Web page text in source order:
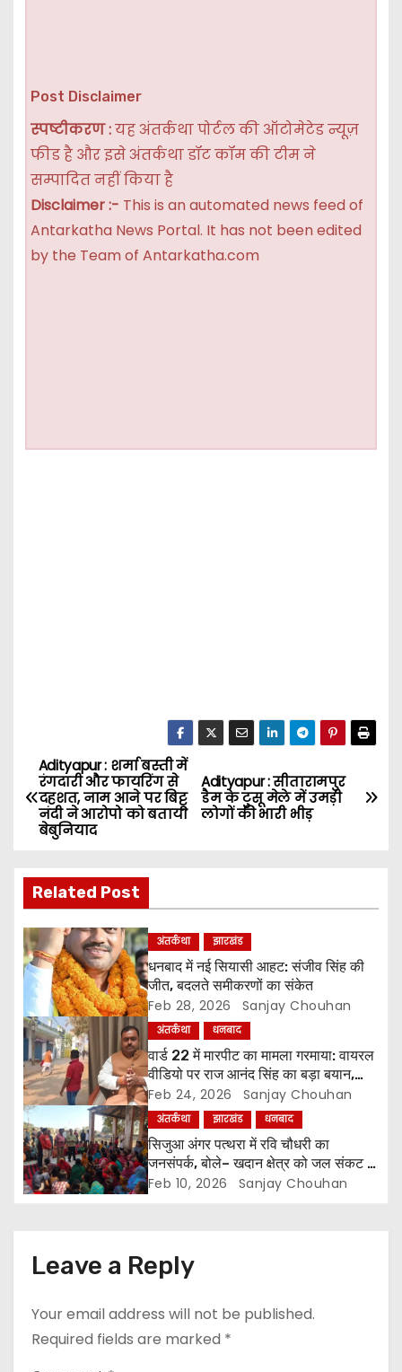
Post Disclaimer
स्पष्टीकरण :यह अंतर्कथा पोर्टल की ऑटोमेटेड न्यूज़
फीड है और इसे अंतर्कथा डॉट कॉम की टीम ने
सम्पादित नहीं किया है
Disclaimer :- This is an automated news feed of
Antarkatha News Portal. It has not been edited
by the Team of Antarkatha.com
P
o
t
n
a
v
i
g
a
t
i
n
Adityapur : सीतारामपुर
डैम के टुसू मेले में उमड़ी
लोगों की भारी भीड़
Adityapur : शर्मा बस्ती में
रंगदारी और फायरिंग से
दहशत, नाम आने पर बिट्टू
नंदी ने आरोपो को बताया
बेबुनियाद
Related Post
अंतर्कथा झारखंड
धनबाद में नई सियासी आहट: संजीव सिंह की
जीत, बदलते समीकरणों का संकेत
Feb 28, 2026 Sanjay Chouhan
अंतर्कथा धनबाद
वार्ड 22 में मारपीट का मामला गरमाया: वायरल
वीडियो पर राज आनंद सिंह का बड़ा बयान,
अरुण सिंह पर लगाए गंभीर आरोप
Feb 24, 2026 Sanjay Chouhan
अंतर्कथा झारखंड धनबाद
सिजुआ अंगर पत्थरा में रवि चौधरी का
जनसंपर्क, बोले– खदान क्षेत्र को जल संकट से
मुक्त कराना मेरी पहली प्राथमिकता
Feb 10, 2026 Sanjay Chouhan
Leave a Reply
Your email address will not be published.
Required fields are marked *